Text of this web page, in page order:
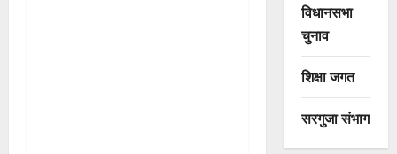
विधानसभा
चुनाव
शिक्षा जगत
सरगुजा संभाग